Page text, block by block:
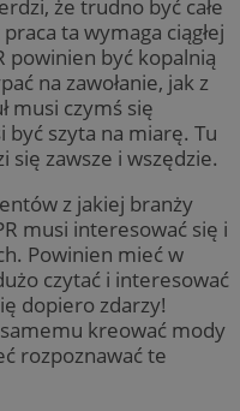
że trudno być całe
ta wymaga ciągłej
powinien być kopalnią
na zawołanie, jak z
musi czymś się
szyta na miarę. Tu
się zawsze i wszędzie.
z jakiej branży
musi interesować się i
Powinien mieć w
czytać i interesować
dopiero zdarzy!
kreować mody
rozpoznawać te